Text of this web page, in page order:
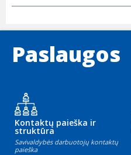
Paslaugos
Kontaktų paieška ir
struktūra
Savivaldybės darbuotojų kontaktų
paieška